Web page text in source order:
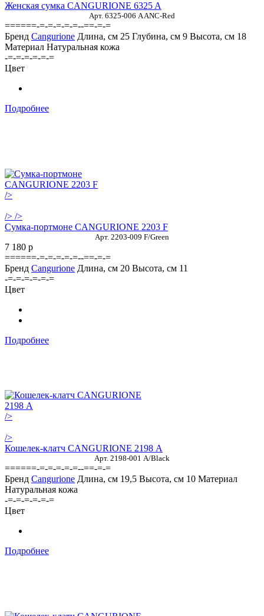
Женская сумка CANGURIONE 6325 A
Арт. 6325-006 A ANC-Red
======-=-=-=-=-=--==-=-=
Бренд Cangurione Длина, см 25 Глубина, см 9 Высота, см 18
Материал Натуральная кожа
-=-=-=-=-=-=
Цвет
Подробнее
/>
/> />
Сумка-портмоне CANGURIONE 2203 F
Арт. 2203-009 F/Green
7 180 p
======-=-=-=-=-=--==-=-=
Бренд Cangurione Длина, см 20 Высота, см 11
-=-=-=-=-=-=
Цвет
Подробнее
/>
/>
Кошелек-клатч CANGURIONE 2198 А
Арт. 2198-001 A/Black
======-=-=-=-=-=--==-=-=
Бренд Cangurione Длина, см 19,5 Высота, см 10 Материал
Натуральная кожа
-=-=-=-=-=-=
Цвет
Подробнее